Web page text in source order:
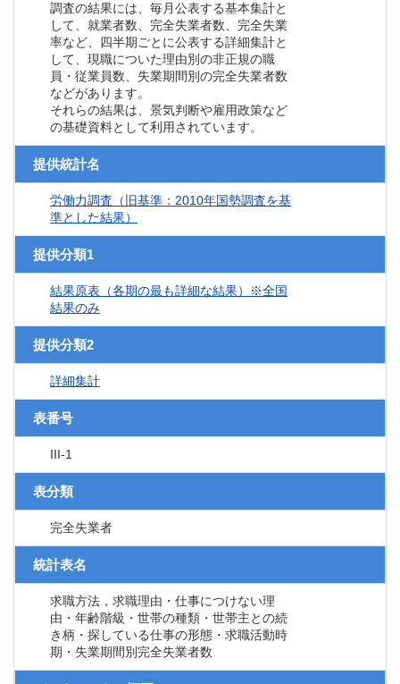
調査の結果には、毎月公表する基本集計と
して、就業者数、完全失業者数、完全失業
率など、四半期ごとに公表する詳細集計と
して、現職についた理由別の非正規の職
員・従業員数、失業期間別の完全失業者数
などがあります。
それらの結果は、景気判断や雇用政策など
の基礎資料として利用されています。
提供統計名
労働力調査（旧基準：2010年国勢調査を基
準とした結果）
提供分類1
結果原表（各期の最も詳細な結果）※全国
結果のみ
提供分類2
詳細集計
表番号
III-1
表分類
完全失業者
統計表名
求職方法，求職理由・仕事につけない理
由・年齢階級・世帯の種類・世帯主との続
き柄・探している仕事の形態・求職活動時
期・失業期間別完全失業者数